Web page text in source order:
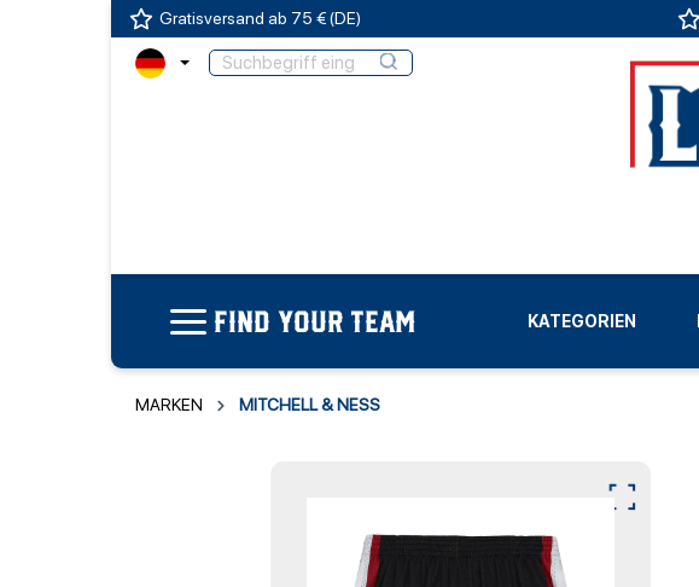
Gratisversand ab 75 € (DE)
FIND YOUR TEAM KATEGORIEN
MARKEN MITCHELL & NESS